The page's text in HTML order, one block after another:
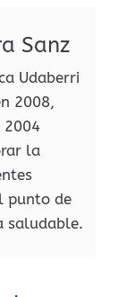
Sanz
Udaberri
2008,
2004
la
punto de
saludable.